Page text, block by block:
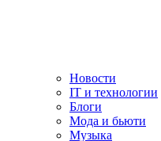
Новости
IT и технологии
Блоги
Мода и бьюти
Музыка